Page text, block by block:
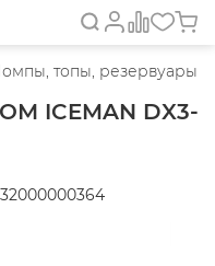
топы, резервуары
ICEMAN DX3-
32000000364